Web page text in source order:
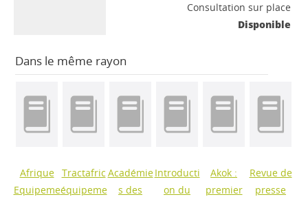
Consultation sur place
Disponible
Dans le même rayon
Afrique
Equipeme
Tractafric
équipeme
Académie
s des
Introducti
on du
Akok :
premier
Revue de
presse